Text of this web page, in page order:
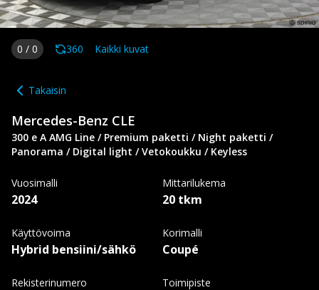
0 / 0 360 Kaikki kuvat
Takaisin
Mercedes-Benz CLE
300 e A AMG Line / Premium paketti / Night paketti /
Panorama / Digital light / Vetokoukku / Keyless
Vuosimalli
2024
Mittarilukema
20 tkm
Käyttövoima
Hybrid bensiini/sähkö
Korimalli
Coupé
Rekisterinumero Toimipiste